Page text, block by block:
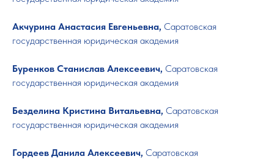
Акчурина Анастасия Евгеньевна, Саратовская
государственная юридическая академия
Буренков Станислав Алексеевич, Саратовская
государственная юридическая академия
Безделина Кристина Витальевна, Саратовская
государственная юридическая академия
Гордеев Данила Алексеевич, Саратовская